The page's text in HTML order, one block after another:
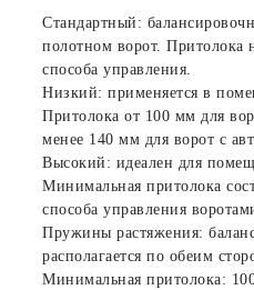
Стандартный:
полотном ворот. Притолока
способа управления.
Низкий: применяется в
Притолока от 100 мм для
менее 140 мм для ворот с
Высокий: идеален для
Минимальная притолока
способа управления
Пружины растяжения:
располагается по обеим
Минимальная притолока: